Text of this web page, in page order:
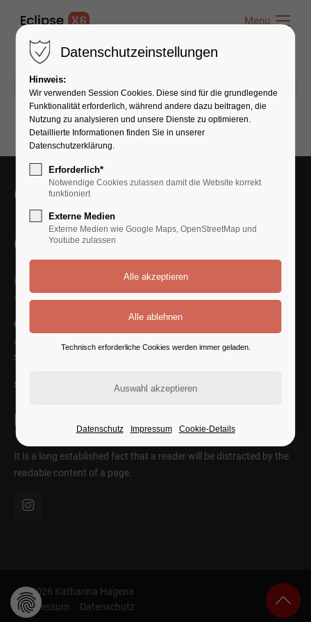
Menu
Get in Touch With Us
Contact Us
info@yourmail.com
+01 444 888 424
Cybersteel Inc.
Address: 376-293 City Road, Suite 600
San Francisco, CA 94102
SEE ON MAP
Follow Us
It is a long established fact that a reader will be distracted by the
readable content of a page.
© 2026 Katharina Hagena
Impressum
Datenschutz
Datenschutzeinstellungen
Hinweis:
Wir verwenden Session Cookies. Diese sind für die grundlegende
Funktionalität erforderlich, während andere dazu beitragen, die
Nutzung zu analysieren und unsere Dienste zu optimieren.
Detaillierte Informationen finden Sie in unserer
Datenschutzerklärung.
Erforderlich*
Notwendige Cookies zulassen damit die Website korrekt
funktioniert
Externe Medien
Externe Medien wie Google Maps, OpenStreetMap und
Youtube zulassen
Technisch erforderliche Cookies werden immer geladen.
Datenschutz Impressum Cookie-Details
Menu